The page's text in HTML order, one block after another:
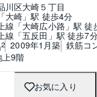
川区大崎５丁目
大崎」駅 徒歩4分
線「大崎広小路」駅 徒
線「五反田」駅 徒歩7
2 2009年1月築 鉄筋コ
9階
お気に入り
1 / 0